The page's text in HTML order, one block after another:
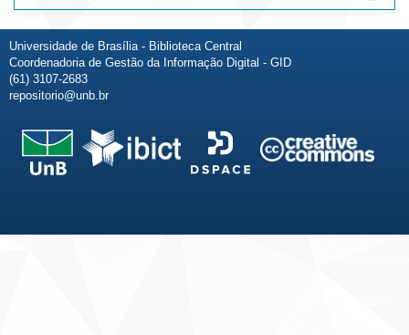
Universidade de Brasília - Biblioteca Central
Coordenadoria de Gestão da Informação Digital - GID
(61) 3107-2683
repositorio@unb.br